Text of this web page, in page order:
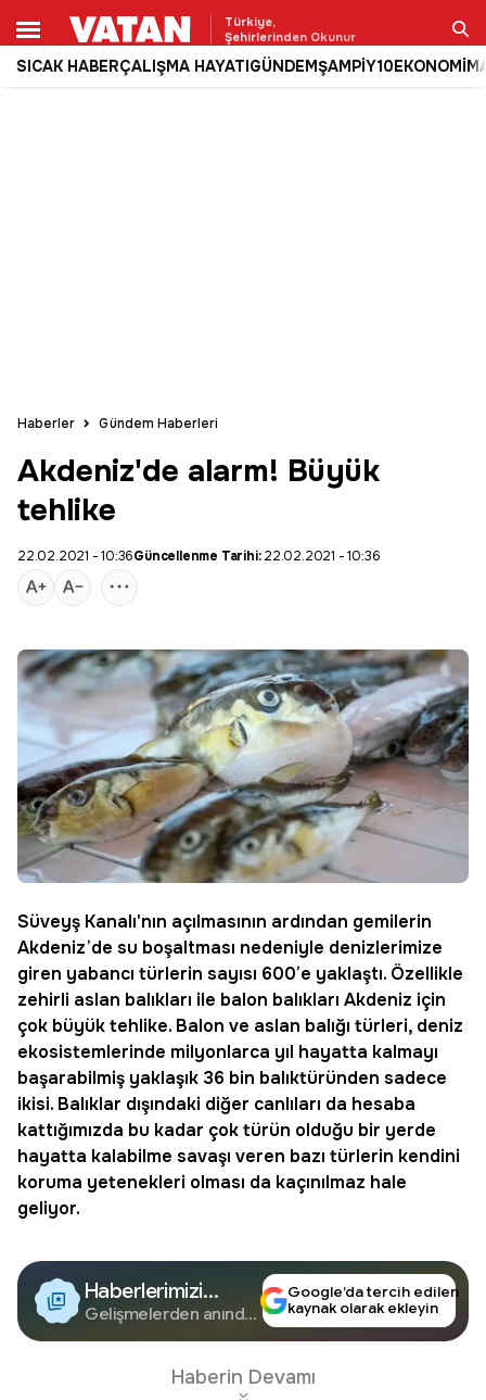
Türkiye,
Şehirlerinden Okunur
SICAK HABERÇALIŞMA HAYATIGÜNDEMŞAMPİY10EKONOMİ
Ara
Haberler Gündem Haberleri
Akdeniz'de alarm! Büyük
tehlike
22.02.2021 - 10:36Güncellenme Tarihi:22.02.2021 - 10:36
Süveyş Kanalı'nın açılmasının ardından gemilerin
Akdeniz’de su boşaltması nedeniyle denizlerimize
giren yabancı türlerin sayısı 600’e yaklaştı. Özellikle
zehirli aslan balıkları ile balon balıkları Akdeniz için
çok büyüktehlike. Balon ve aslan balığı türleri, deniz
ekosistemlerinde milyonlarca yıl hayatta kalmayı
başarabilmiş yaklaşık 36 bin balıktüründen sadece
ikisi. Balıklar dışındaki diğer canlıları da hesaba
kattığımızda bu kadar çok türün olduğu bir yerde
hayatta kalabilme savaşı veren bazı türlerin kendini
koruma yetenekleri olması da kaçınılmaz hale
geliyor.
Haberlerimizi
Google'da Takip
Edin
Gelişmelerden anında
Google’da tercih edilen
kaynak olarak ekleyin
Haberin Devamı